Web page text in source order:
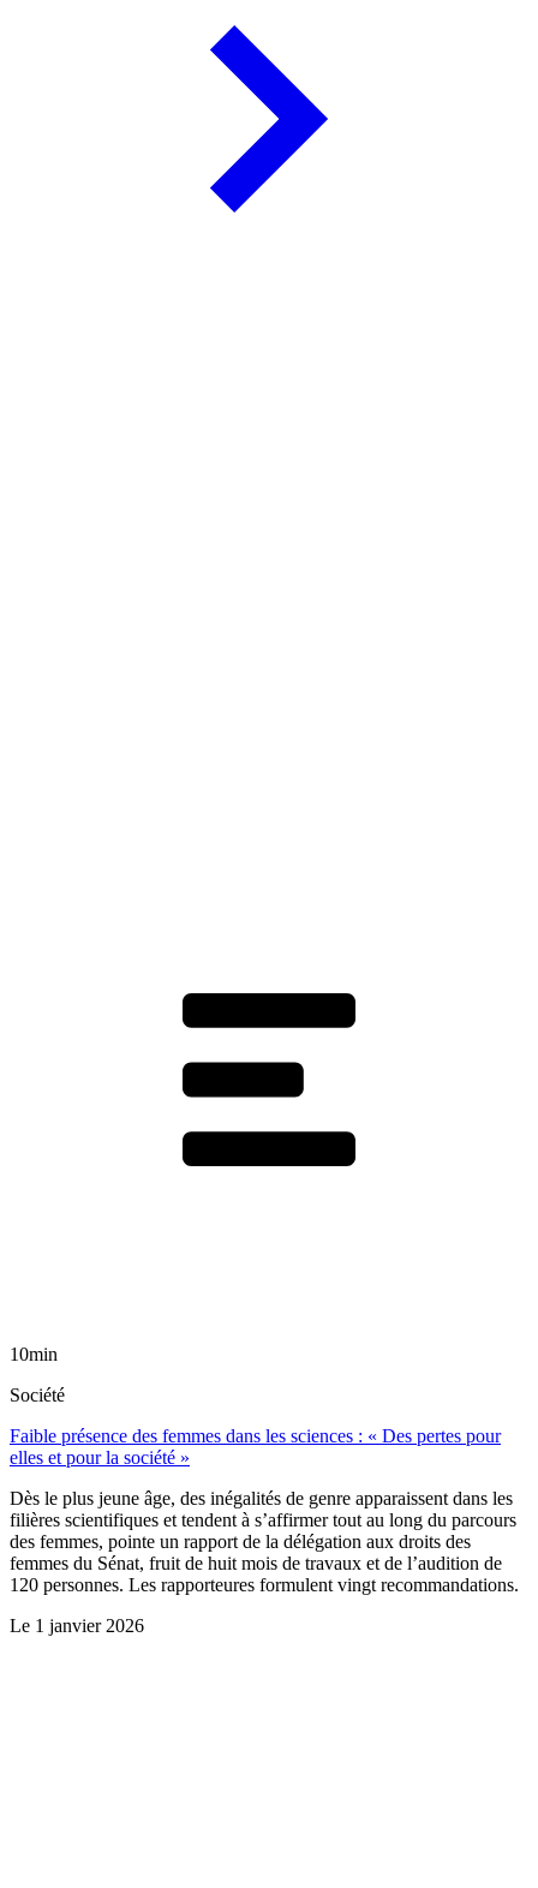
10min
Société
Faible présence des femmes dans les sciences : « Des pertes pour
elles et pour la société »
Dès le plus jeune âge, des inégalités de genre apparaissent dans les
filières scientifiques et tendent à s’affirmer tout au long du parcours
des femmes, pointe un rapport de la délégation aux droits des
femmes du Sénat, fruit de huit mois de travaux et de l’audition de
120 personnes. Les rapporteures formulent vingt recommandations.
Le 1 janvier 2026